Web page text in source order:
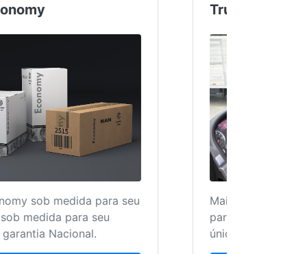
Linha Economy
Peças Economy sob medida para seu
caminhão, sob medida para seu
bolso com garantia Nacional.